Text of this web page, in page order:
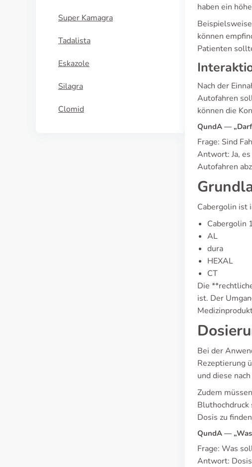
Super Kamagra
Tadalista
Eskazole
Silagra
Clomid
haben ein
können
Patienten
Nach der
Autofahren
können die
QundA —
Frage: Sind
Antwort: Ja,
Autofahren
Cabergolin ist
Cabergolin
AL
dura
HEXAL
CT
Die
ist. Der
Bei der
Rezeptierung
und diese
Zudem
Dosis zu
QundA —
Frage: Was
Antwort: